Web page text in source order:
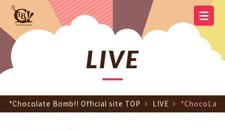
OFFICIAL SITE TOP
SCHEDULE DISCOGRAPHY
GOODS
YOUTUBE OFFICIAL LINE
OFFICIAL
LIVE
*Chocolate Bomb!! Official site TOP LIVE